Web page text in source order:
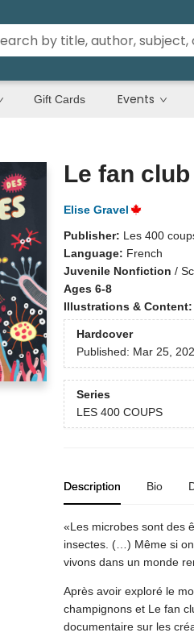
Gift Cards Events
Le fan
Elise Gravel
Publisher: Les 400
Language: French
Juvenile Nonfiction /
Ages 6-8
Illustrations & Content:
Hardcover
Published: Mar 25,
Series
LES 400 COUPS
Description Bio
«Les microbes sont des
insectes. (…) Même si
vivons dans un monde
Après avoir exploré le
champignons et Le fan
documentaire sur les